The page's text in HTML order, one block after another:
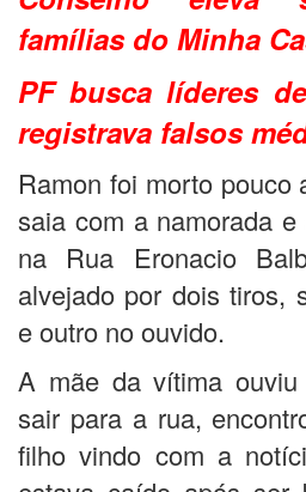
famílias do Minha
PF busca líderes
registrava falsos
Ramon foi morto pouco
saia com a namorada
na Rua Eronacio
alvejado por dois tiros,
e outro no ouvido.
A mãe da vítima
sair para a rua,
filho vindo com a